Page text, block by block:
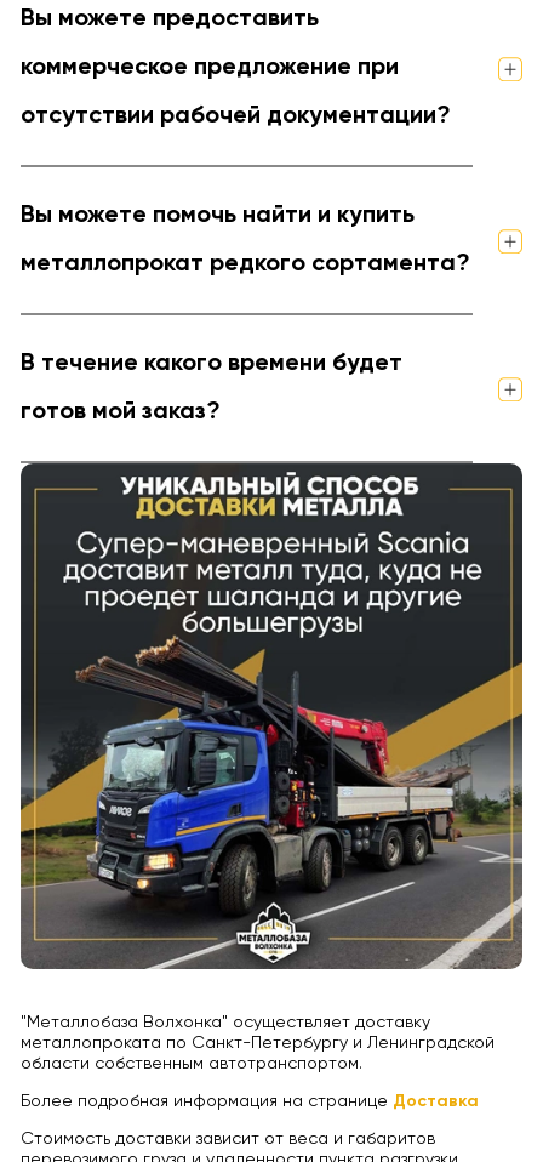
Вы можете предоставить
коммерческое предложение при
отсутствии рабочей документации?
Вы можете помочь найти и купить
металлопрокат редкого сортамента?
В течение какого времени будет
готов мой заказ?
"Металлобаза Волхонка" осуществляет доставку
металлопроката по Санкт-Петербургу и Ленинградской
области собственным автотранспортом.
Более подробная информация на странице Доставка
Стоимость доставки зависит от веса и габаритов